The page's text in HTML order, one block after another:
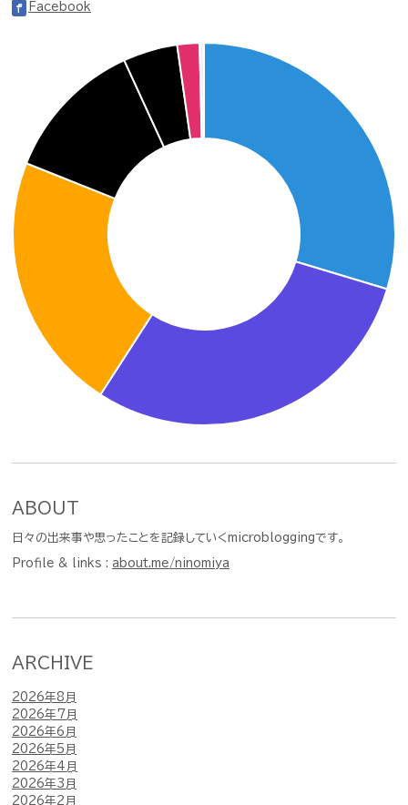
f Facebook
ABOUT
日々の出来事や思ったことを記録していくmicrobloggingです。
Profile & links : about.me/ninomiya
ARCHIVE
2026年8月
2026年7月
2026年6月
2026年5月
2026年4月
2026年3月
2026年2月